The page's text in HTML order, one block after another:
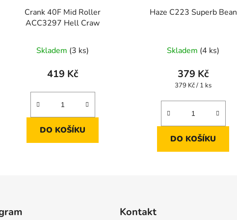
Crank 40F Mid Roller
ACC3297 Hell Craw
Skladem (3 ks)
419 Kč
DO KOŠÍKU
Haze C223 Superb Bean
Skladem (4 ks)
379 Kč
Měrná
379 Kč / 1 ks
DO KOŠÍKU
Kontakt